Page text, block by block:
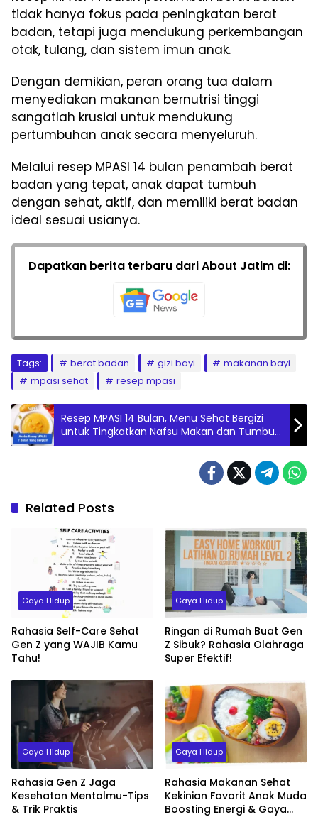
tidak hanya fokus pada peningkatan berat
badan, tetapi juga mendukung perkembangan
otak, tulang, dan sistem imun anak.
Dengan demikian, peran orang tua dalam
menyediakan makanan bernutrisi tinggi
sangatlah krusial untuk mendukung
pertumbuhan anak secara menyeluruh.
Melalui resep MPASI 14 bulan penambah berat
badan yang tepat, anak dapat tumbuh
dengan sehat, aktif, dan memiliki berat badan
ideal sesuai usianya.
Dapatkan berita terbaru dari About Jatim di:
Tags: berat badan gizi bayi
makanan bayi
mpasi sehat
resep mpasi
Resep MPASI 14 Bulan, Menu Sehat Bergizi
untuk Tingkatkan Nafsu Makan dan Tumbuh
Kembang Optimal Si Kecil
Related Posts
Gaya Hidup
Rahasia Self-Care Sehat
Gen Z yang WAJIB Kamu
Tahu!
Gaya Hidup
Ringan di Rumah Buat Gen
Z Sibuk? Rahasia Olahraga
Super Efektif!
Gaya Hidup
Rahasia Gen Z Jaga
Kesehatan Mentalmu-Tips
& Trik Praktis
Gaya Hidup
Rahasia Makanan Sehat
Kekinian Favorit Anak Muda
Boosting Energi & Gaya